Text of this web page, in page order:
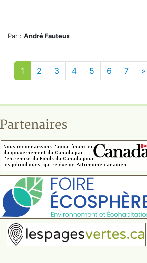
Par : André Fauteux
1 2 3 4 5 6 7 »
Partenaires